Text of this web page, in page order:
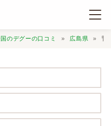
のデグーの口コミ 広島県 腎